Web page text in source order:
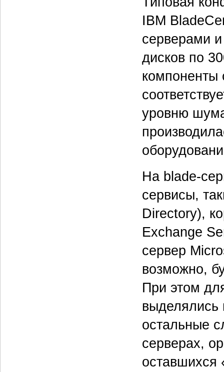
IBM
серверами
дисков по
компоненты
уровню
На blade-
сервисы,
Directory),
Exchange
сервер
возможно,
При этом
выделялись
остальные
серверах,
оставшихся